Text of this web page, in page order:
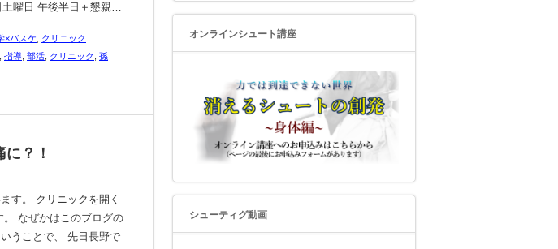
土曜日 午後半日＋懇親…
×バスケ
クリニック
指導 部活 クリニック
孫
？！
す。 クリニックを開く
。 なぜかはこのブログの
うことで、 先日長野で
オンラインシュート講座
シューティグ動画